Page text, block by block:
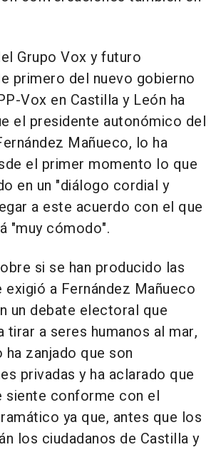
Grupo Vox y futuro
primero del nuevo gobierno
Vox en Castilla y León ha
el presidente autonómico del
Mañueco, lo ha
el primer momento lo que
en un "diálogo cordial y
a este acuerdo con el que
"muy cómodo".
si se han producido las
exigió a Fernández Mañueco
un debate electoral que
tirar a seres humanos al mar,
zanjado que son
privadas y ha aclarado que
siente conforme con el
ya que, antes que los
los ciudadanos de Castilla y